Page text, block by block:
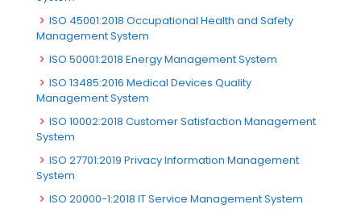
ISO 45001:2018 Occupational Health and Safety
Management System
ISO 50001:2018 Energy Management System
ISO 13485:2016 Medical Devices Quality
Management System
ISO 10002:2018 Customer Satisfaction Management
System
ISO 27701:2019 Privacy Information Management
System
ISO 20000-1:2018 IT Service Management System